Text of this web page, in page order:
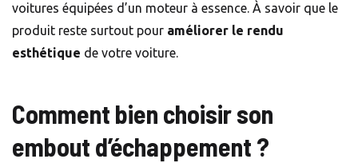
voitures équipées d’un moteur à essence. À savoir que le
produit reste surtout pour améliorer le rendu
esthétique de votre voiture.
Comment bien choisir son
embout d’échappement ?